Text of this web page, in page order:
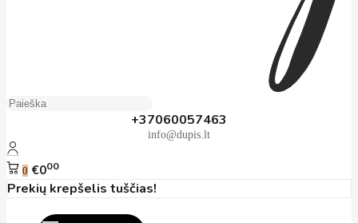
+37060057463
info@dupis.lt
0 €000
Prekių krepšelis tuščias!